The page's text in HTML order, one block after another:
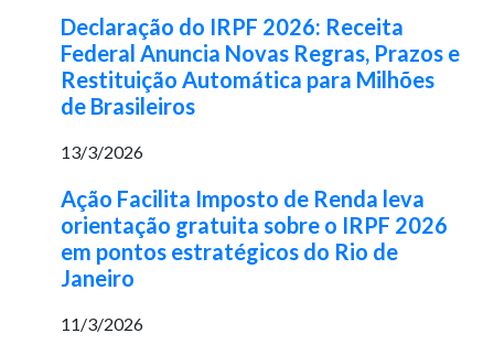
Declaração do IRPF 2026: Receita
Federal Anuncia Novas Regras, Prazos e
Restituição Automática para Milhões
de Brasileiros
13/3/2026
Ação Facilita Imposto de Renda leva
orientação gratuita sobre o IRPF 2026
em pontos estratégicos do Rio de
Janeiro
11/3/2026